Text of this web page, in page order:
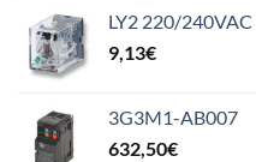
LY2 220/240VAC
9,13€
3G3M1-AB007
632,50€